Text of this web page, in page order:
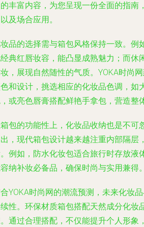
丰富内容，为您呈现一份全面的指南
及场合应用。
品的选择需与箱包风格保持一致。例
典红唇妆容，能凸显成熟魅力；而休
，展现自然随性的气质。YOKA时尚
和设计，挑选相应的化妆品色调，如
或亮色唇膏搭配鲜艳手拿包，营造整
包的功能性上，化妆品收纳也是不可
，现代箱包设计越来越注重内部隔层
例如，防水化妆包适合旅行时存放液
纳补妆必备品，确保时尚与实用兼得。
YOKA时尚网的潮流预测，未来化妆
性。环保材质箱包搭配天然成分化妆
通过合理搭配，不仅能提升个人形象